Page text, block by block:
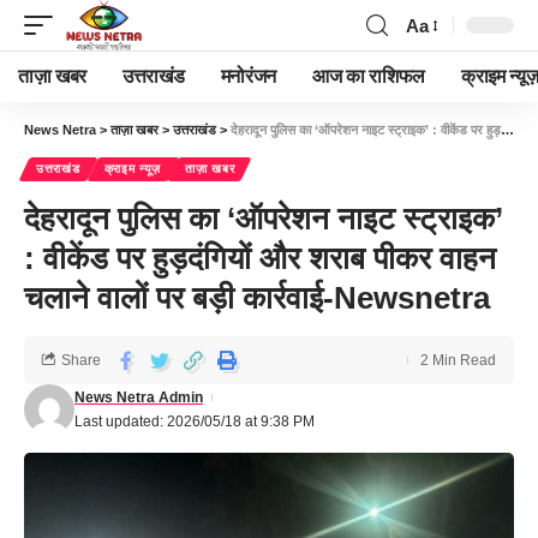
Aa
ताज़ा खबर उत्तराखंड मनोरंजन आज का राशिफल क्राइम न्यूज़
News Netra >ताज़ा खबर>उत्तराखंड> देहरादून पुलिस का ‘ऑपरेशन नाइट स्ट्राइक’ : वीकेंड पर हुड़दंगियों और शराब पीकर वाहन चलाने वालों पर बड़ी कार्रवाई-Newsnetra
उत्तराखंड क्राइम न्यूज़ ताज़ा खबर
देहरादून पुलिस का ‘ऑपरेशन नाइट स्ट्राइक’
: वीकेंड पर हुड़दंगियों और शराब पीकर वाहन
चलाने वालों पर बड़ी कार्रवाई-Newsnetra
Last updated: 2026/05/18 at 9:38 PM
News Netra Admin
Share 2 Min Read